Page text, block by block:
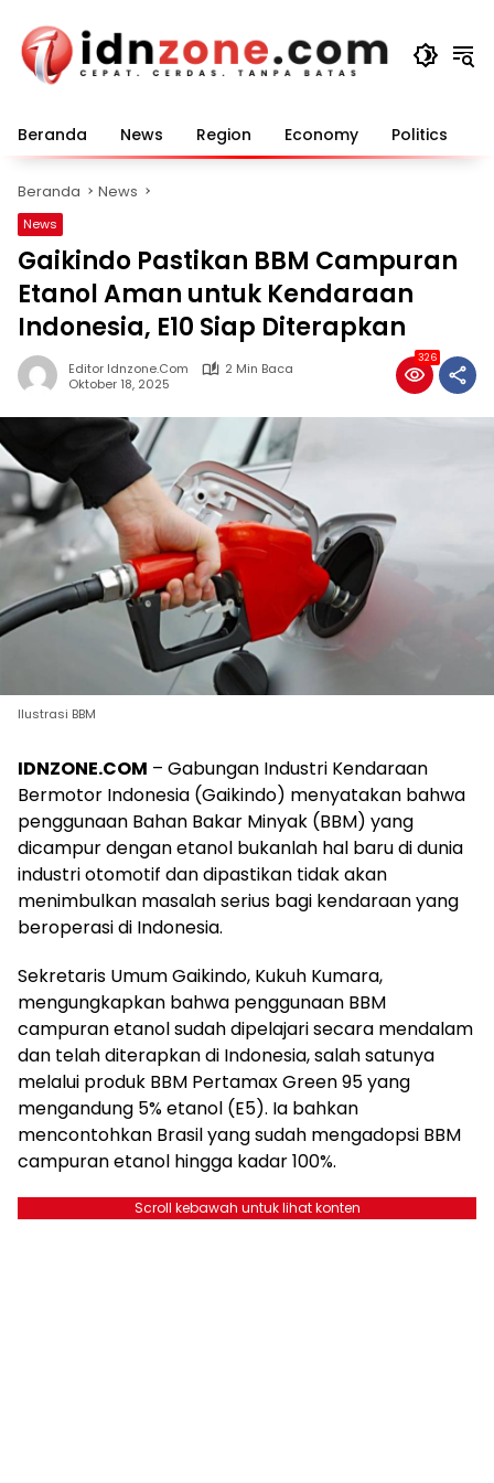
konten
Beranda News Region Economy Politics
Beranda News
News
Gaikindo Pastikan BBM Campuran
Etanol Aman untuk Kendaraan
Indonesia, E10 Siap Diterapkan
Editor Idnzone.com
2 Min Baca
Oktober 18, 2025
326
Ilustrasi BBM
IDNZONE.COM – Gabungan Industri Kendaraan
Bermotor Indonesia (Gaikindo) menyatakan bahwa
penggunaan Bahan Bakar Minyak (BBM) yang
dicampur dengan etanol bukanlah hal baru di dunia
industri otomotif dan dipastikan tidak akan
menimbulkan masalah serius bagi kendaraan yang
beroperasi di Indonesia.
Sekretaris Umum Gaikindo, Kukuh Kumara,
mengungkapkan bahwa penggunaan BBM
campuran etanol sudah dipelajari secara mendalam
dan telah diterapkan di Indonesia, salah satunya
melalui produk BBM Pertamax Green 95 yang
mengandung 5% etanol (E5). Ia bahkan
mencontohkan Brasil yang sudah mengadopsi BBM
campuran etanol hingga kadar 100%.
Scroll kebawah untuk lihat konten